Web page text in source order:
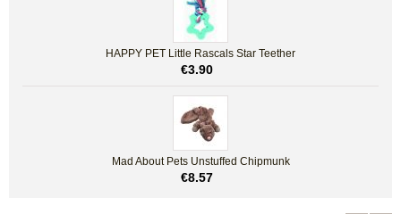
HAPPY PET Little Rascals Star Teether
€3.90
Mad About Pets Unstuffed Chipmunk
€8.57